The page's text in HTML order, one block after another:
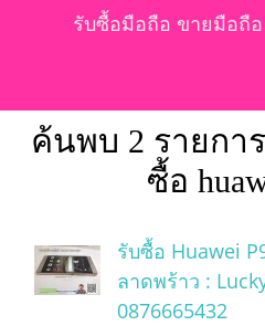
รับซื้อมือถือ ขายมือถื
ค้นพบ 2 รายกา
ซื้อ
รับซื้อ Huawei
ลาดพร้าว :
0876665432